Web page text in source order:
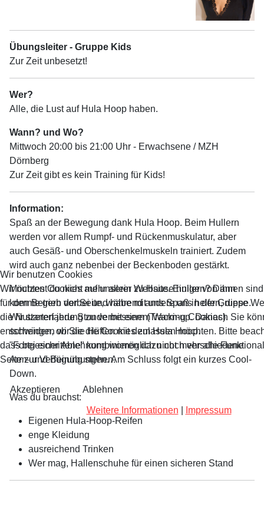
Übungsleiter - Gruppe Kids
Zur Zeit unbesetzt!
Wer?
Alle, die Lust auf Hula Hoop haben.
Wann? und Wo?
Mittwoch 20:00 bis 21:00 Uhr - Erwachsene / MZH
Dörnberg
Zur Zeit gibt es kein Training für Kids!
Information:
Spaß an der Bewegung dank Hula Hoop. Beim Hullern
werden vor allem Rumpf- und Rückenmuskulatur, aber
auch Gesäß- und Oberschenkelmuskeln trainiert. Zudem
wird auch ganz nebenbei der Beckenboden gestärkt.
Möchtest du nicht mehr allein zu Hause hullern? Dann
komme gern vorbei und habe mit uns Spaß in der Gruppe.
Wir starten jede Stunde mit einem Warm-up. Danach
schwingen wir die Hüften mit dem Hula Hoop.
"Fortgeschrittene" kombinieren dazu noch verschiedene
Arm- und Beinübungen. Am Schluss folgt ein kurzes Cool-
Down.
Was du brauchst:
Eigenen Hula-Hoop-Reifen
enge Kleidung
ausreichend Trinken
Wer mag, Hallenschuhe für einen sicheren Stand
Wir benutzen Cookies
Wir nutzen Cookies auf unserer Website. Einige von ihnen
für den Betrieb der Seite, während andere uns helfen, diese
die Nutzererfahrung zu verbessern (Tracking Cookies). Sie
entscheiden, ob Sie die Cookies zulassen möchten. Bitte
dass bei einer Ablehnung womöglich nicht mehr alle
Seite zur Verfügung stehen.
Akzeptieren Ablehnen
Weitere Informationen Impressum